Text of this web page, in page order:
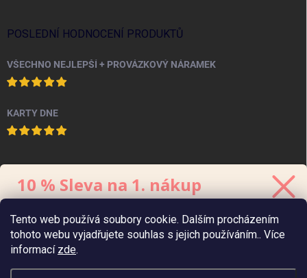
Tento web používá soubory cookie. Dalším procházením
tohoto webu vyjadřujete souhlas s jejich používáním.. Více
informací zde.
POSLEDNÍ HODNOCENÍ PRODUKTŮ
VŠECHNO NEJLEPŠÍ + PROVÁZKOVÝ NÁRAMEK
KARTY DNE
PINTEREST
10 % Sleva na 1. nákup
Kód platí 48 hodin, minimální hodnotaobjednávkyje 700 Kč.